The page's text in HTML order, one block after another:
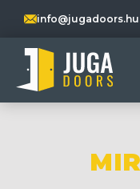
info@jugadoors.hu